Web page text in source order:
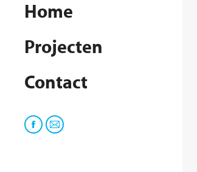
Home
Projecten
Contact
Facebook
Mail